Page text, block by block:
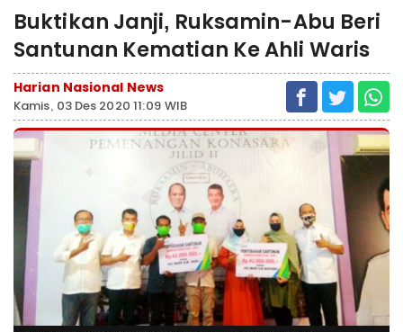
Buktikan Janji, Ruksamin-Abu Beri
Santunan Kematian Ke Ahli Waris
Harian Nasional News
Kamis, 03 Des 2020 11:09 WIB